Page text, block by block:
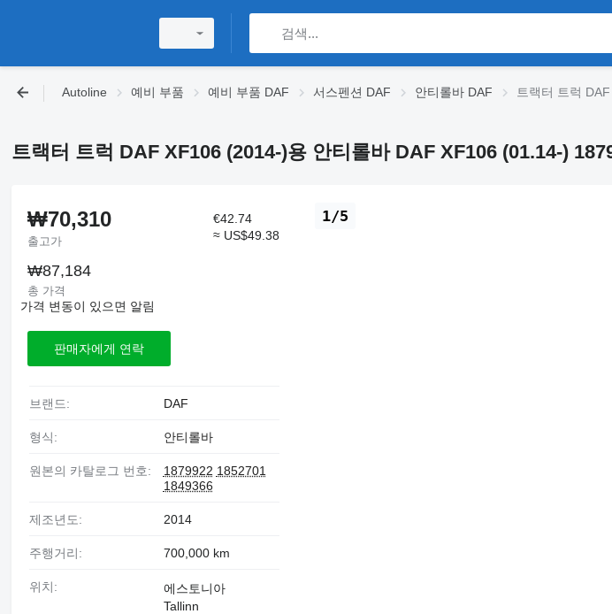
Autoline 예비 부품 예비 부품 DAF 서스펜션 DAF 안티롤바 DAF 트랙터 트럭
트랙터 트럭 DAF XF106 (2014-)용 안티롤바 DAF XF106 (01.14-)
1/5
₩70,310
출고가
€42.74
≈ US$49.38
₩87,184
총 가격
가격 변동이 있으면 알림
판매자에게 연락
브랜드: DAF
형식: 안티롤바
원본의 카탈로그 번호: 1879922 1852701
1849366
제조년도: 2014
주행거리: 700,000 km
위치:
에스토니아
Tallinn